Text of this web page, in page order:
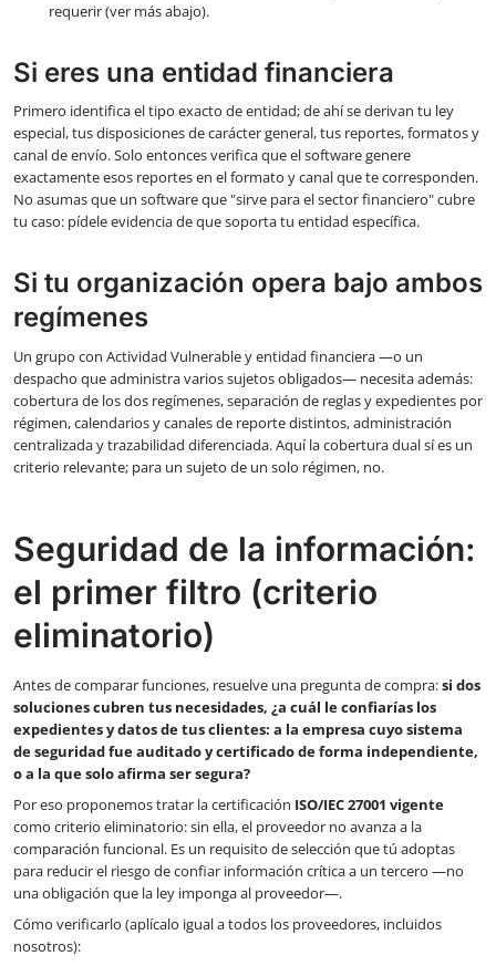
requerir (ver más abajo).
Si eres una entidad financiera
Primero identifica el tipo exacto de entidad; de ahí se derivan tu ley
especial, tus disposiciones de carácter general, tus reportes, formatos y
canal de envío. Solo entonces verifica que el software genere
exactamente esos reportes en el formato y canal que te corresponden.
No asumas que un software que "sirve para el sector financiero" cubre
tu caso: pídele evidencia de que soporta tu entidad específica.
Si tu organización opera bajo ambos
regímenes
Un grupo con Actividad Vulnerable y entidad financiera —o un
despacho que administra varios sujetos obligados— necesita además:
cobertura de los dos regímenes, separación de reglas y expedientes por
régimen, calendarios y canales de reporte distintos, administración
centralizada y trazabilidad diferenciada. Aquí la cobertura dual sí es un
criterio relevante; para un sujeto de un solo régimen, no.
Seguridad de la información:
el primer filtro (criterio
eliminatorio)
Antes de comparar funciones, resuelve una pregunta de compra:si dos
soluciones cubren tus necesidades, ¿a cuál le confiarías los
expedientes y datos de tus clientes: a la empresa cuyo sistema
de seguridad fue auditado y certificado de forma independiente,
o a la que solo afirma ser segura?
Por eso proponemos tratar la certificación ISO/IEC 27001 vigente
como criterio eliminatorio: sin ella, el proveedor no avanza a la
comparación funcional. Es un requisito de selección que tú adoptas
para reducir el riesgo de confiar información crítica a un tercero —no
una obligación que la ley imponga al proveedor—.
Cómo verificarlo (aplícalo igual a todos los proveedores, incluidos
nosotros):